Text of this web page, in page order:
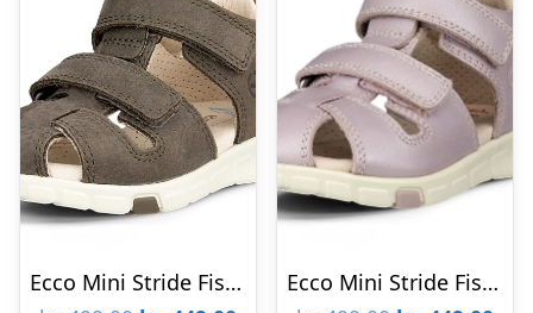
Ecco Mini Stride Fisherman Børnesandal
Ecco Mini Stride Fisherman Børnesandal, Violet Ice Metallic